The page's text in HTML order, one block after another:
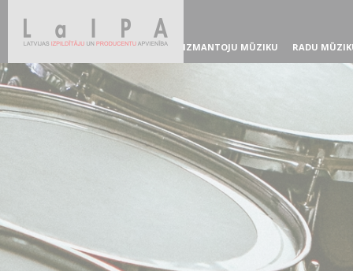
IZMANTOJU MŪZIKU RADU